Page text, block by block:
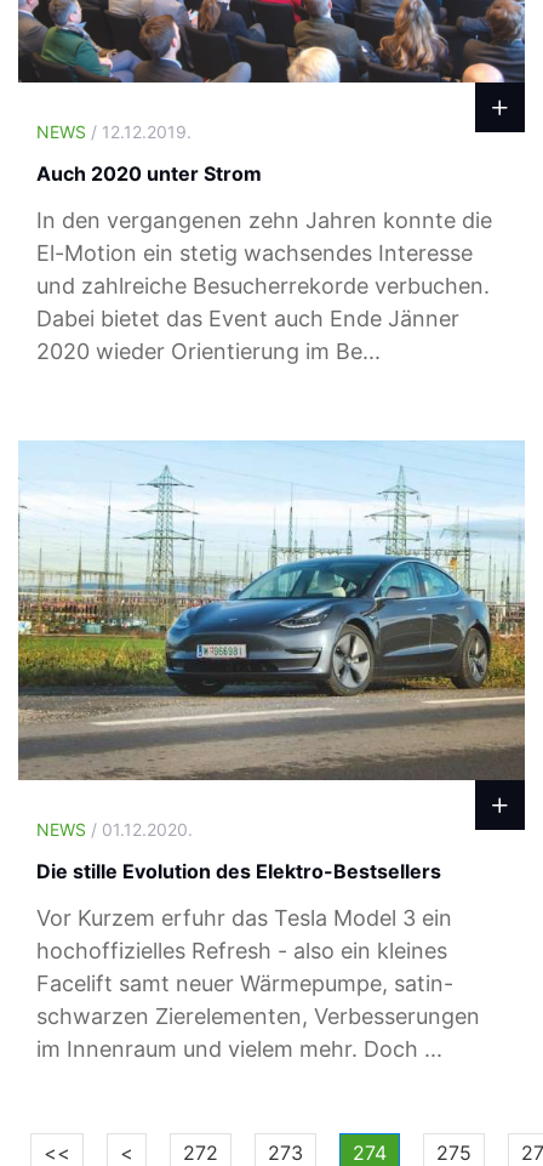
NEWS / 12.12.2019.
Auch 2020 unter Strom
In den vergangenen zehn Jahren konnte die
El-Motion ein stetig wachsendes Interesse
und zahlreiche Besucherrekorde verbuchen.
Dabei bietet das Event auch Ende Jänner
2020 wieder Orientierung im Be...
NEWS / 01.12.2020.
Die stille Evolution des Elektro-Bestsellers
Vor Kurzem erfuhr das Tesla Model 3 ein
hochoffizielles Refresh - also ein kleines
Facelift samt neuer Wärmepumpe, satin-
schwarzen Zierelementen, Verbesserungen
im Innenraum und vielem mehr. Doch ...
<< < 272 273 274 275